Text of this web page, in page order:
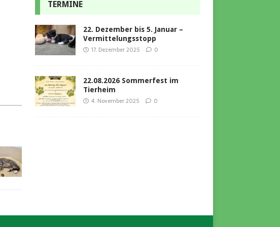
TERMINE
22. Dezember bis 5. Januar –
Vermittelungsstopp
17. Dezember 2025 0
22.08.2026 Sommerfest im
Tierheim
4. November 2025 0